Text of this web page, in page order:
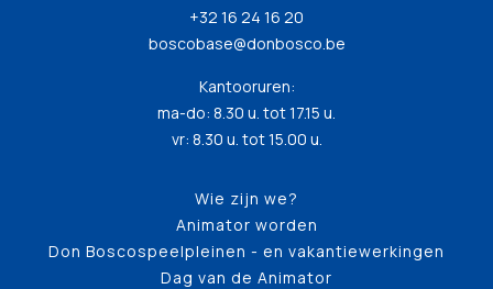
+32 16 24 16 20
boscobase@donbosco.be
Kantooruren:
ma-do: 8.30 u. tot 17.15 u.
vr: 8.30 u. tot 15.00 u.
Wie zijn we?
Animator worden
Don Boscospeelpleinen - en vakantiewerkingen
Dag van de Animator